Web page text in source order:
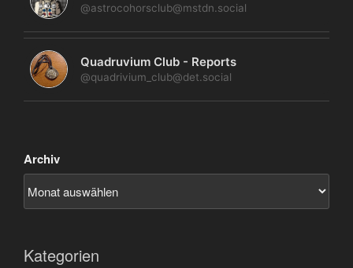
@astrocohorsclub@mstdn.social
Quadruvium Club - Reports
@quadrivium_club@det.social
Archiv
Kategorien